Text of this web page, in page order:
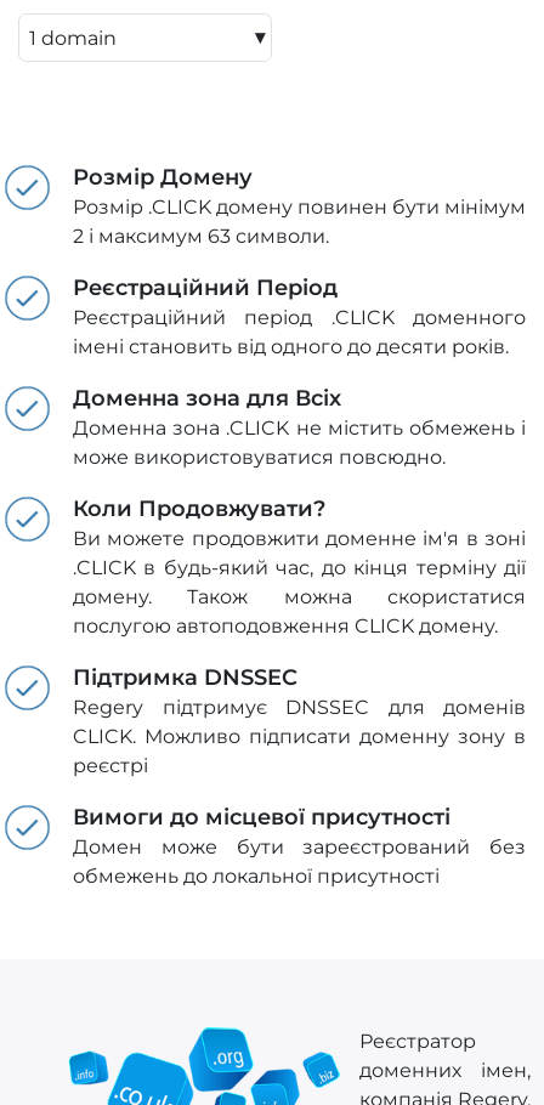
▾
Розмір Домену
Розмір .CLICK домену повинен бути мінімум
2 і максимум 63 символи.
Реєстраційний Період
Реєстраційний період .CLICK доменного
імені становить від одного до десяти років.
Доменна зона для Всіх
Доменна зона .CLICK не містить обмежень і
може використовуватися повсюдно.
Коли Продовжувати?
Ви можете продовжити доменне ім'я в зоні
.CLICK в будь-який час, до кінця терміну дії
домену. Також можна скористатися
послугою автоподовження CLICK домену.
Підтримка DNSSEC
Regery підтримує DNSSEC для доменів
CLICK. Можливо підписати доменну зону в
реєстрі
Вимоги до місцевої присутності
Домен може бути зареєстрований без
обмежень до локальної присутності
Реєстратор
доменних імен,
компанія Regery,